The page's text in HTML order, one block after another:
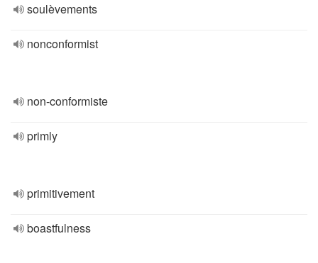
soulèvements
nonconformist
non-conformiste
primly
primitivement
boastfulness